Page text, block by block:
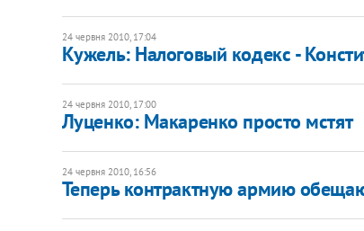
24 червня 2010, 17:04
Кужель: Налоговый кодекс -
24 червня 2010, 17:00
Луценко: Макаренко просто мстят
24 червня 2010, 16:56
Теперь контрактную армию